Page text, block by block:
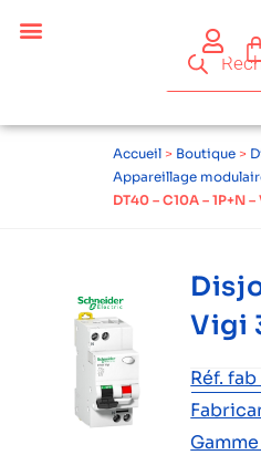
Accueil > Boutique >
Appareillage
DT40 – C10A – 1P+N
Vigi
Réf. fab
Gamme